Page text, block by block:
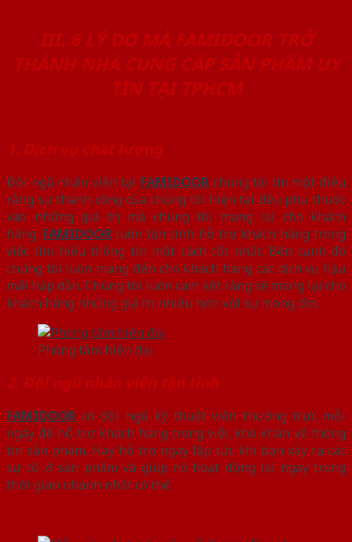
III. 6 LÝ DO MÀ FAMIDOOR TRỞ
THÀNH NHÀ CUNG CẤP SẢN PHẨM UY
TÍN TẠI TPHCM
1. Dịch vụ chất lượng
Đội ngũ nhân viên tại FAMIDOOR chúng tôi tin một điều
rằng sự thành công của chúng tôi hiện tại đều phụ thuộc
vào những giá trị mà chúng tôi mang lại cho khách
hàng. FAMIDOOR luôn tận tình hỗ trợ khách hàng trong
việc tìm hiểu thông tin một cách tốt nhất. Bên cạnh đó
chúng tôi luôn mang đến cho khách hàng các dịch vụ hậu
mãi hấp dẫn. Chúng tôi luôn cam kết rằng sẽ mang lại cho
khách hàng những giá trị nhiều hơn với sự mong đợi.
Phòng tắm hiện đại
2. Đội ngũ nhân viên tận tình
FAMIDOOR có đội ngũ kỹ thuật viên thường trực mỗi
ngày để hỗ trợ khách hàng trong việc khó khăn về thông
tin sản phẩm. Hay hỗ trợ ngay lập tức khi bạn xảy ra các
sự cố ở sản phẩm và giúp nó hoạt động lại ngay trong
thời gian nhanh nhất có thể.